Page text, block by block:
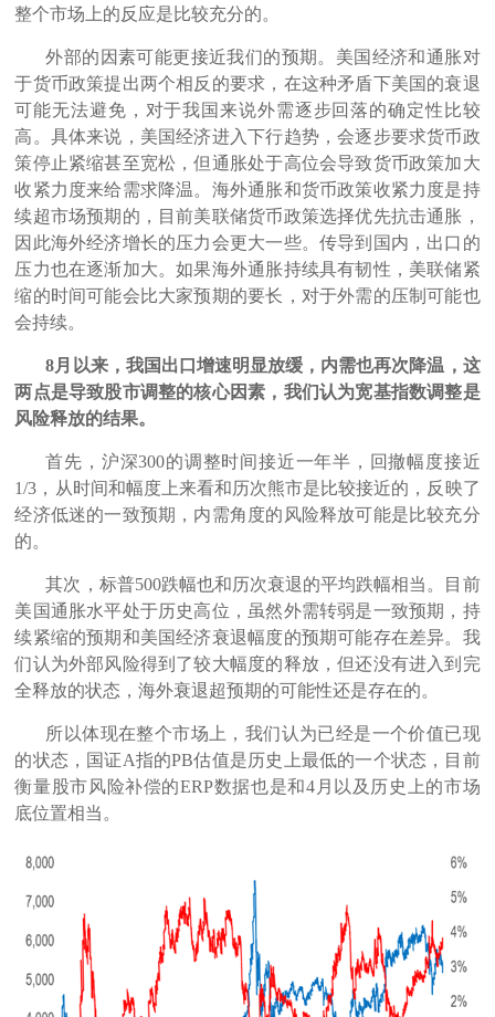
整个市场上的反应是比较充分的。
外部的因素可能更接近我们的预期。美国经济和通胀对
于货币政策提出两个相反的要求，在这种矛盾下美国的衰退
可能无法避免，对于我国来说外需逐步回落的确定性比较
高。具体来说，美国经济进入下行趋势，会逐步要求货币政
策停止紧缩甚至宽松，但通胀处于高位会导致货币政策加大
收紧力度来给需求降温。海外通胀和货币政策收紧力度是持
续超市场预期的，目前美联储货币政策选择优先抗击通胀，
因此海外经济增长的压力会更大一些。传导到国内，出口的
压力也在逐渐加大。如果海外通胀持续具有韧性，美联储紧
缩的时间可能会比大家预期的要长，对于外需的压制可能也
会持续。
8月以来，我国出口增速明显放缓，内需也再次降温，这
两点是导致股市调整的核心因素，我们认为宽基指数调整是
风险释放的结果。
首先，沪深300的调整时间接近一年半，回撤幅度接近
1/3，从时间和幅度上来看和历次熊市是比较接近的，反映了
经济低迷的一致预期，内需角度的风险释放可能是比较充分
的。
其次，标普500跌幅也和历次衰退的平均跌幅相当。目前
美国通胀水平处于历史高位，虽然外需转弱是一致预期，持
续紧缩的预期和美国经济衰退幅度的预期可能存在差异。我
们认为外部风险得到了较大幅度的释放，但还没有进入到完
全释放的状态，海外衰退超预期的可能性还是存在的。
所以体现在整个市场上，我们认为已经是一个价值已现
的状态，国证A指的PB估值是历史上最低的一个状态，目前
衡量股市风险补偿的ERP数据也是和4月以及历史上的市场
底位置相当。